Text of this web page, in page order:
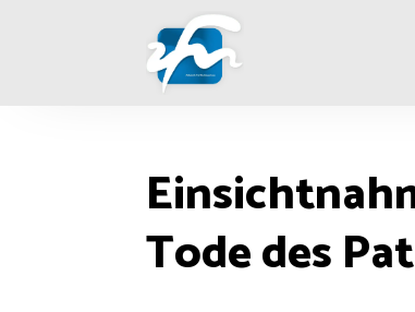
Tode des